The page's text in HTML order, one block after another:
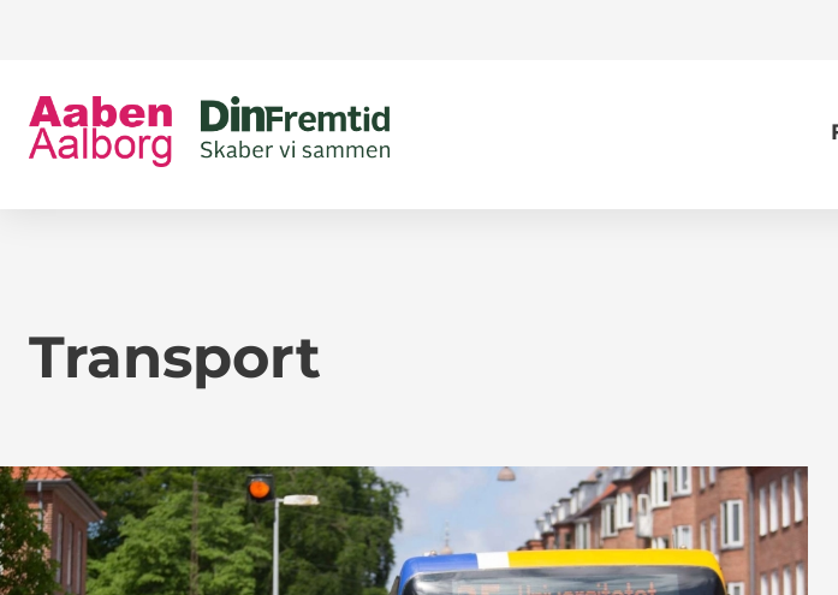
Transport